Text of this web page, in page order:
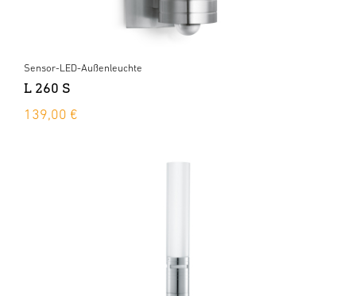
Sensor-LED-Außenleuchte
L 260 S
139,00 €